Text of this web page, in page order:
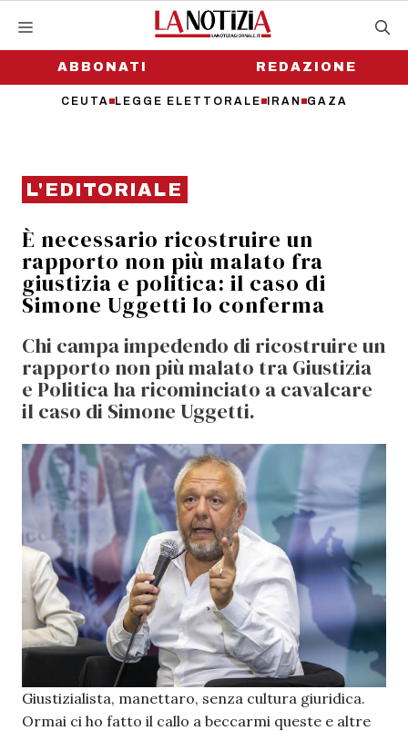
contenutoABBONATI
CEUTA LEGGE ELETTORALE IRAN GAZA
REDAZIONE
L'EDITORIALE
È necessario ricostruire un
rapporto non più malato fra
giustizia e politica: il caso di
Simone Uggetti lo conferma
Chi campa impedendo di ricostruire un
rapporto non più malato tra Giustizia
e Politica ha ricominciato a cavalcare
il caso di Simone Uggetti.
Giustizialista, manettaro, senza cultura giuridica.
Ormai ci ho fatto il callo a beccarmi queste e altre